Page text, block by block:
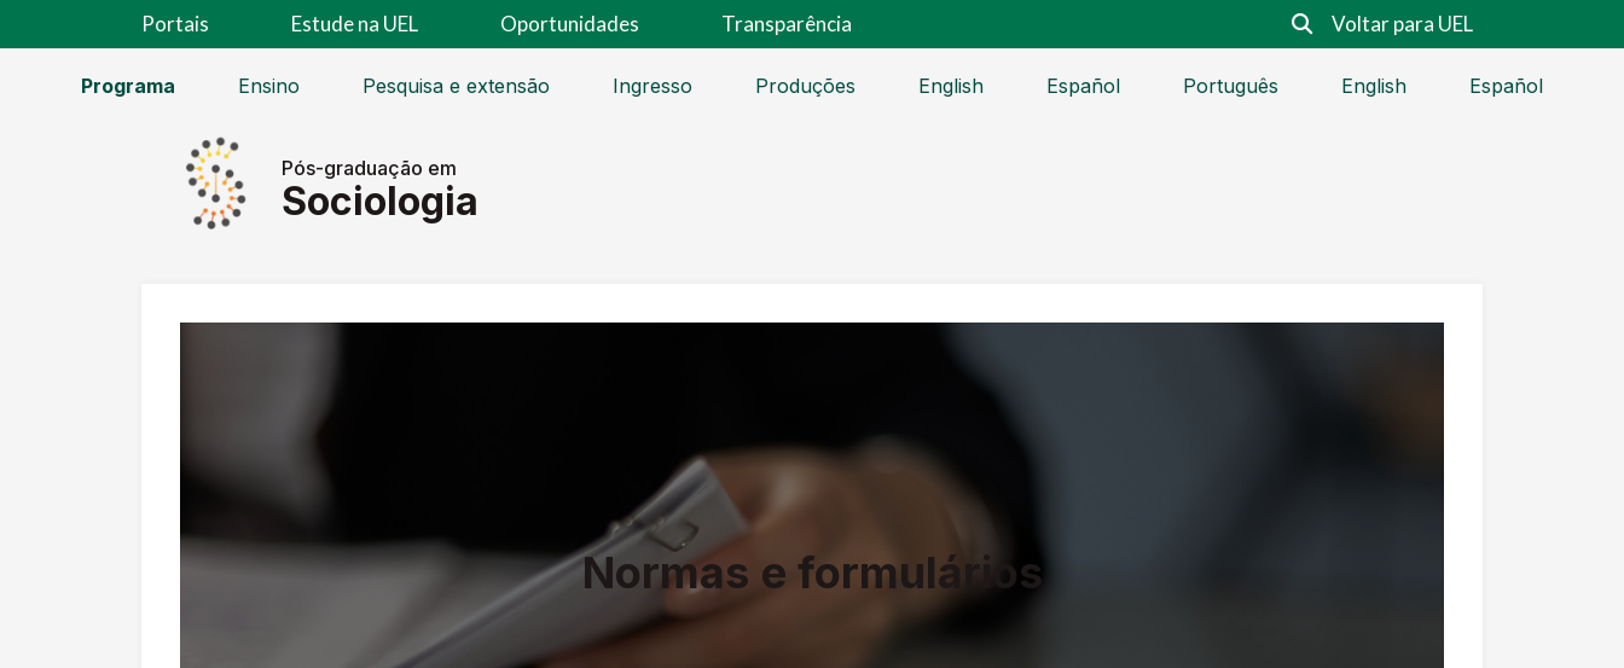
Portais Estude na UEL Oportunidades Transparência Voltar para UEL
Programa Ensino Pesquisa e extensão Ingresso Produções English Español Português English Español
Pós-graduação em
Sociologia
Normas e formulários